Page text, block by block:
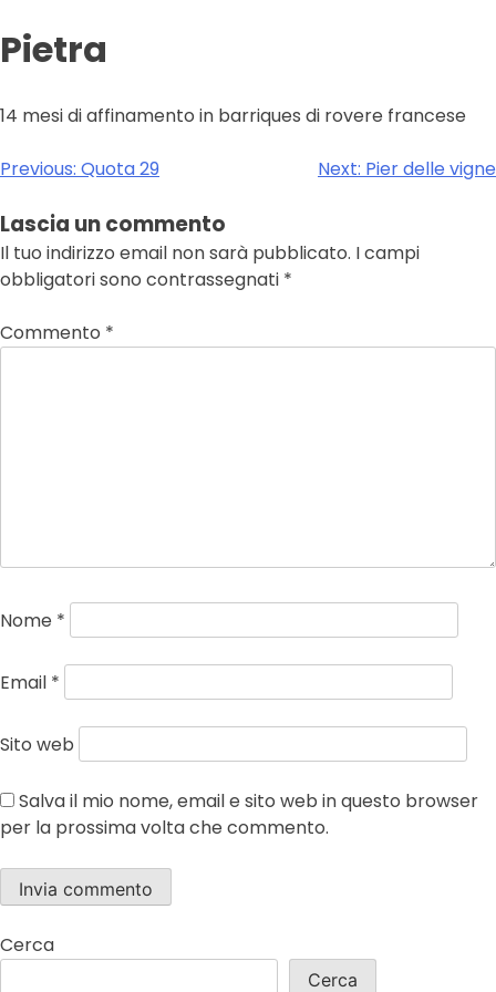
Pietra
14 mesi di affinamento in barriques di rovere francese
Navigazione
articoli
Previous: Quota 29 Next: Pier delle vigne
Lascia un commento
Il tuo indirizzo email non sarà pubblicato. I campi
obbligatori sono contrassegnati *
Commento *
Nome *
Email *
Sito web
Salva il mio nome, email e sito web in questo browser
per la prossima volta che commento.
Cerca
Cerca